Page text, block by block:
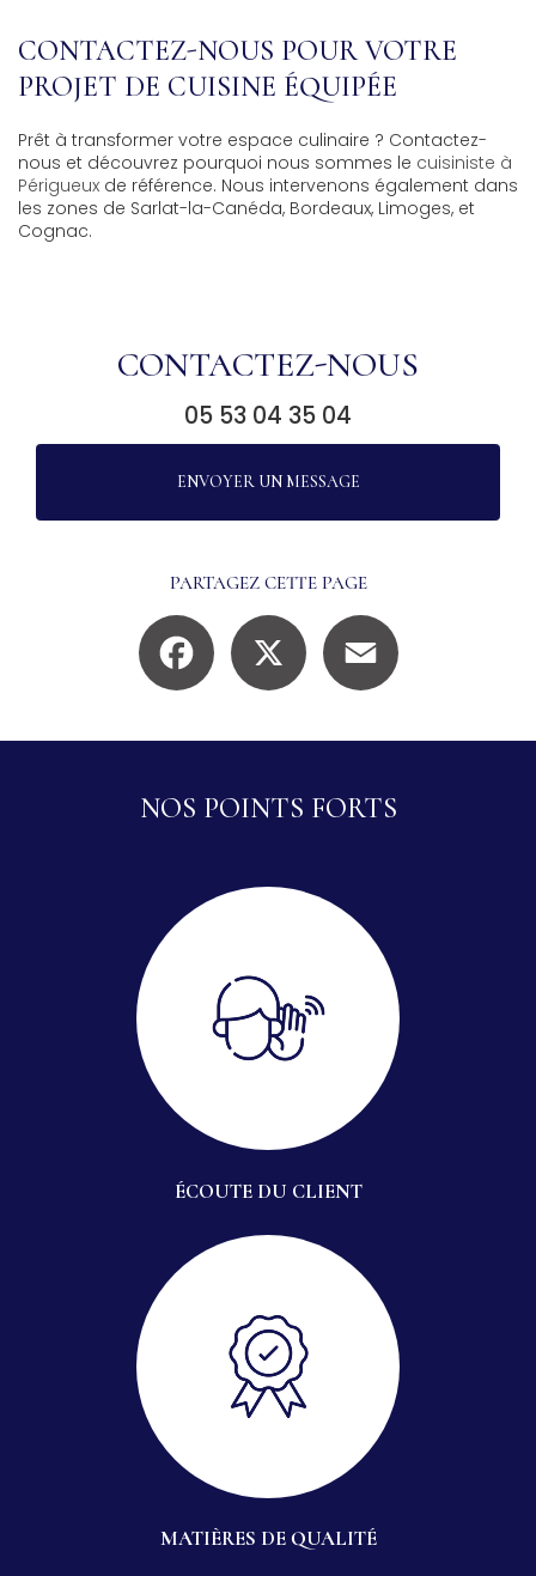
CONTACTEZ-NOUS POUR VOTRE
PROJET DE CUISINE ÉQUIPÉE
Prêt à transformer votre espace culinaire ? Contactez-
nous et découvrez pourquoi nous sommes le cuisiniste à
Périgueux de référence. Nous intervenons également dans
les zones de Sarlat-la-Canéda, Bordeaux, Limoges, et
Cognac.
CONTACTEZ-NOUS
05 53 04 35 04
ENVOYER UN MESSAGE
PARTAGEZ CETTE PAGE
Facebook
NOS POINTS FORTS
ÉCOUTE DU CLIENT
MATIÈRES DE QUALITÉ